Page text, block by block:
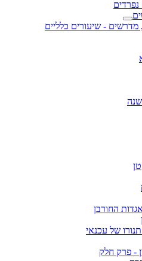
- שיעורים כלליים
החורבן
של עכנאי
- פרק חלק